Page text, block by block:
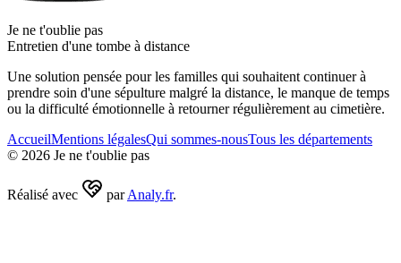
Je ne t'oublie pas
Entretien d'une tombe à distance
Une solution pensée pour les familles qui souhaitent continuer à
prendre soin d'une sépulture malgré la distance, le manque de temps
ou la difficulté émotionnelle à retourner régulièrement au cimetière.
AccueilMentions légalesQui sommes-nousTous les départements
© 2026 Je ne t'oublie pas
Réalisé avec par Analy.fr.